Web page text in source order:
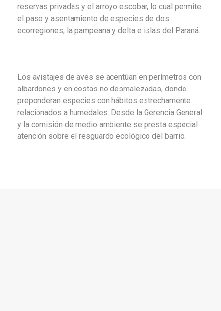
reservas privadas y el arroyo escobar, lo cual permite
el paso y asentamiento de especies de dos
ecorregiones, la pampeana y delta e islas del Paraná.
Los avistajes de aves se acentúan en perímetros con
albardones y en costas no desmalezadas, donde
preponderan especies con hábitos estrechamente
relacionados a humedales. Desde la Gerencia General
y la comisión de medio ambiente se presta especial
atención sobre el resguardo ecológico del barrio.